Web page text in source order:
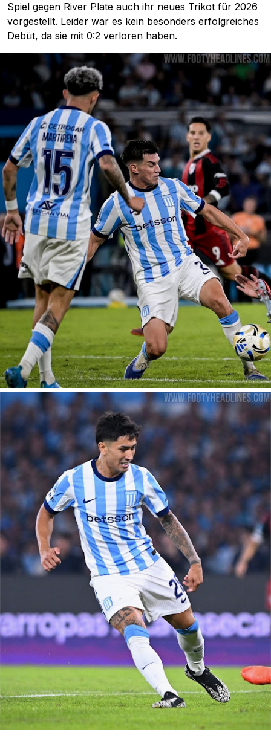
Spiel gegen River Plate auch ihr neues Trikot für 2026
vorgestellt. Leider war es kein besonders erfolgreiches
Debüt, da sie mit 0:2 verloren haben.